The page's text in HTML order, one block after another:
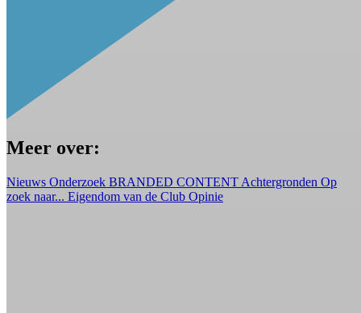
Meer over:
Nieuws Onderzoek BRANDED CONTENT Achtergronden Op
zoek naar... Eigendom van de Club Opinie